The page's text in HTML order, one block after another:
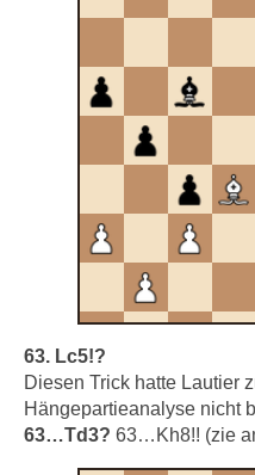
63. Lc5!?
Diesen Trick hatte Lautier
Hängepartieanalyse nicht
63…Td3? 63…Kh8!! (zie